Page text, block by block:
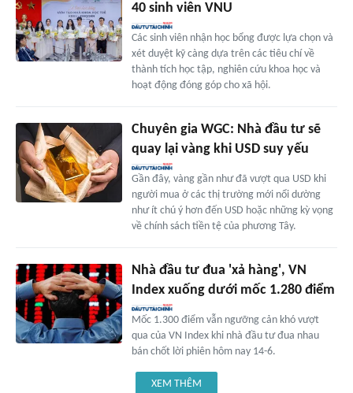
40 sinh viên VNU
Các sinh viên nhận học bổng được lựa chọn và
xét duyệt kỹ càng dựa trên các tiêu chí về
thành tích học tập, nghiên cứu khoa học và
hoạt động đóng góp cho xã hội.
Chuyên gia WGC: Nhà đầu tư sẽ
quay lại vàng khi USD suy yếu
Gần đây, vàng gần như đã vượt qua USD khi
người mua ở các thị trường mới nổi dường
như ít chú ý hơn đến USD hoặc những kỳ vọng
về chính sách tiền tệ của phương Tây.
Nhà đầu tư đua 'xả hàng', VN
Index xuống dưới mốc 1.280 điểm
Mốc 1.300 điểm vẫn ngưỡng cản khó vượt
qua của VN Index khi nhà đầu tư đua nhau
bán chốt lời phiên hôm nay 14-6.
XEM THÊM